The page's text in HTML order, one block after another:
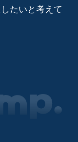
たいと考えて